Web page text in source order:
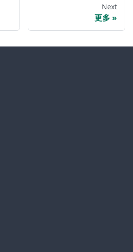
Next
更多